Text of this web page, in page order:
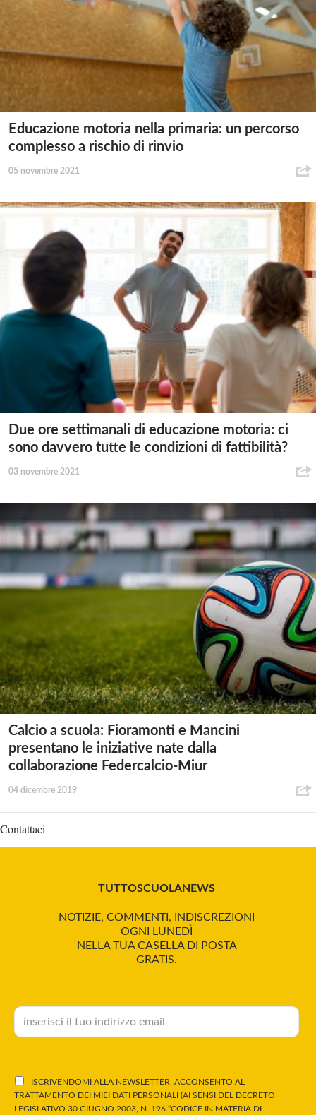
Educazione motoria nella primaria: un percorso
complesso a rischio di rinvio
05 novembre 2021
Due ore settimanali di educazione motoria: ci
sono davvero tutte le condizioni di fattibilità?
03 novembre 2021
Calcio a scuola: Fioramonti e Mancini
presentano le iniziative nate dalla
collaborazione Federcalcio-Miur
04 dicembre 2019
Contattaci
TUTTOSCUOLANEWS
NOTIZIE, COMMENTI, INDISCREZIONI
OGNI LUNEDÌ
NELLA TUA CASELLA DI POSTA
GRATIS.
ISCRIVENDOMI ALLA NEWSLETTER, ACCONSENTO AL
TRATTAMENTO DEI MIEI DATI PERSONALI (AI SENSI DEL DECRETO
LEGISLATIVO 30 GIUGNO 2003, N. 196 “CODICE IN MATERIA DI